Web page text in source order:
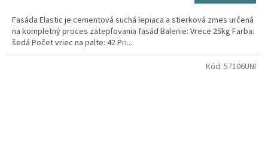
Fasáda Elastic je cementová suchá lepiaca a stierková zmes určená
na kompletný proces zatepľovania fasád Balenie: Vrece 25kg Farba:
šedá Počet vriec na palte: 42 Pri...
Kód: 57106UNI